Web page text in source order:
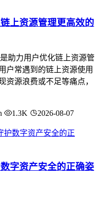
上资源管理更高效的
助力用户优化链上资源管
户常遇到的链上资源使用
资源浪费或不足等痛点，
1.3K 2026-08-07
字资产安全的正确姿